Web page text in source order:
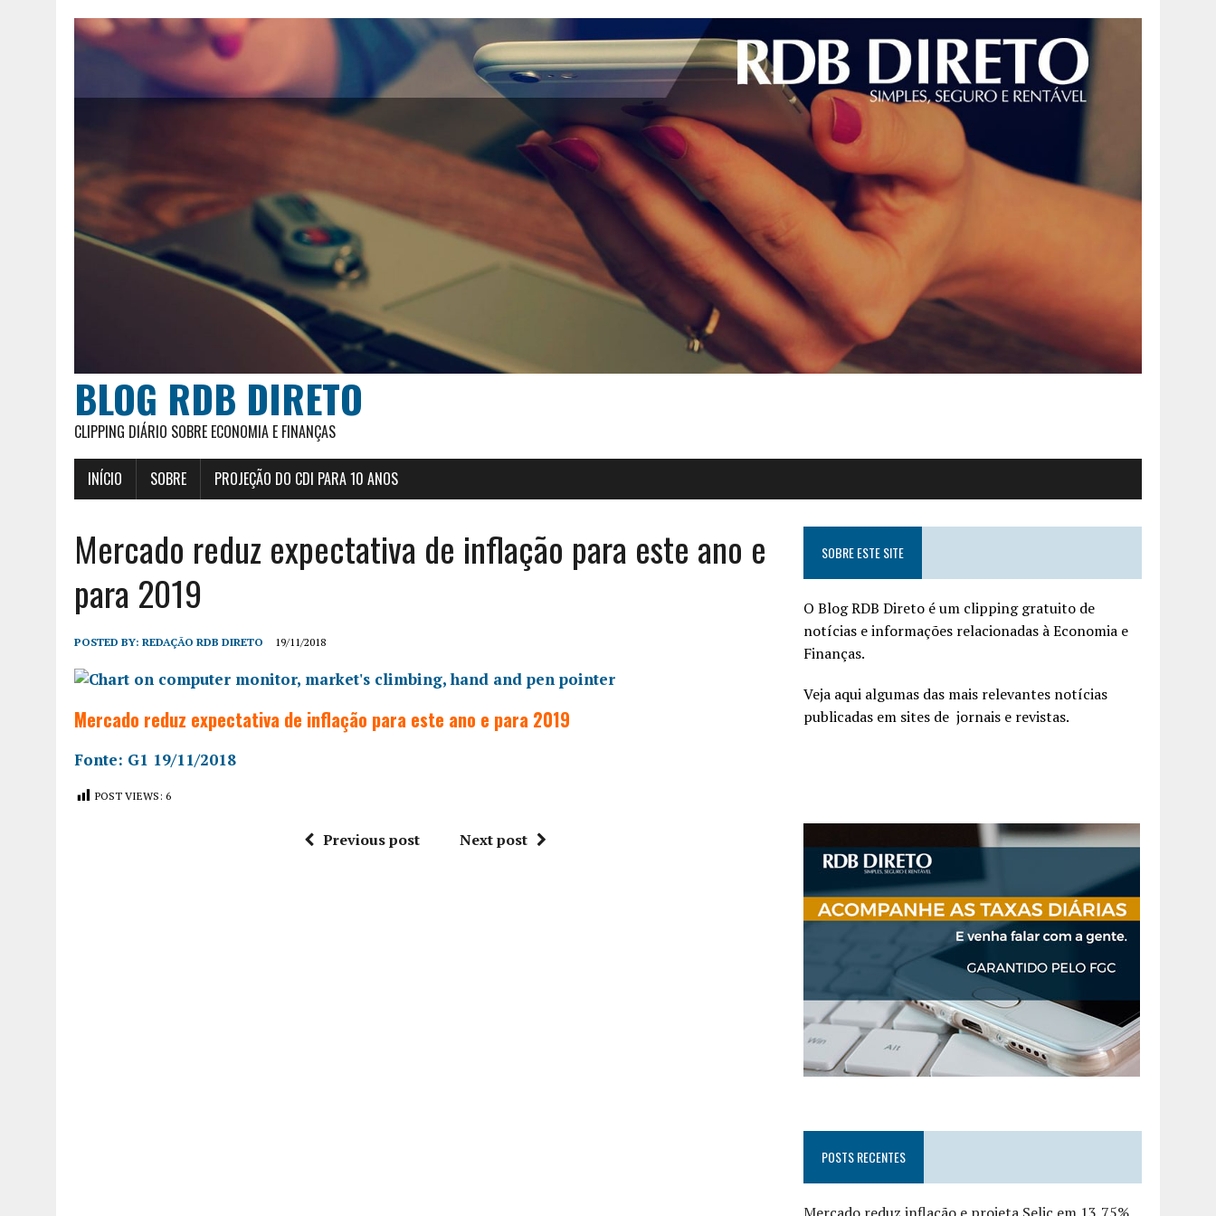
BLOG RDB DIRETO
CLIPPING DIÁRIO SOBRE ECONOMIA E FINANÇAS
INÍCIO SOBRE PROJEÇÃO DO CDI PARA 10 ANOS
Mercado reduz expectativa de inflação para este ano e
para 2019
POSTED BY: REDAÇÃO RDB DIRETO 19/11/2018
Mercado reduz expectativa de inflação para este ano e para 2019
Fonte: G1 19/11/2018
POST VIEWS: 6
Previous post Next post
SOBRE ESTE SITE
O Blog RDB Direto é um clipping gratuito de
notícias e informações relacionadas à Economia e
Finanças.
Veja aqui algumas das mais relevantes notícias
publicadas em sites de jornais e revistas.
POSTS RECENTES